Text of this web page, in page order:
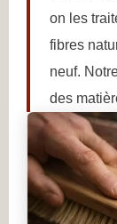
on les
fibres
neuf.
des